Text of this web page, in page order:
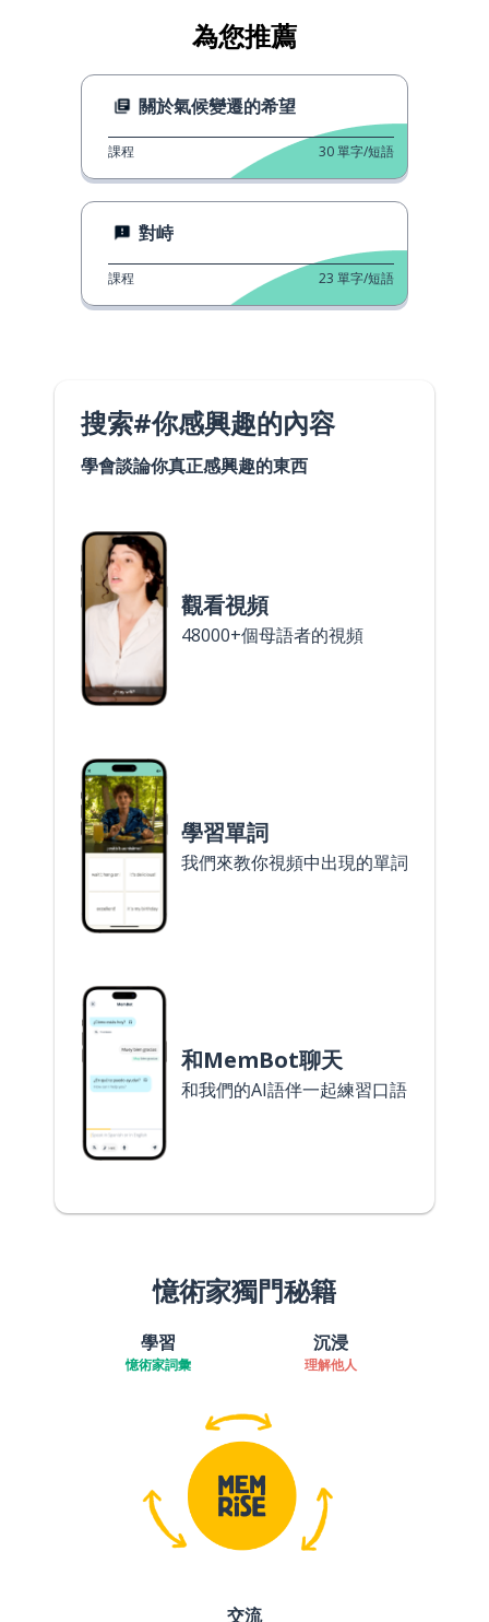
為您推薦
關於氣候變遷的希望
課程 30單字/短語
對峙
課程 23 單字/短語
搜索#你感興趣的內容
學會談論你真正感興趣的東西
觀看視頻
48000+個母語者的視頻
學習單詞
我們來教你視頻中出現的單詞
和MemBot聊天
和我們的AI語伴一起練習口語
憶術家獨門秘籍
學習
憶術家詞彙
沉浸
理解他人
交流